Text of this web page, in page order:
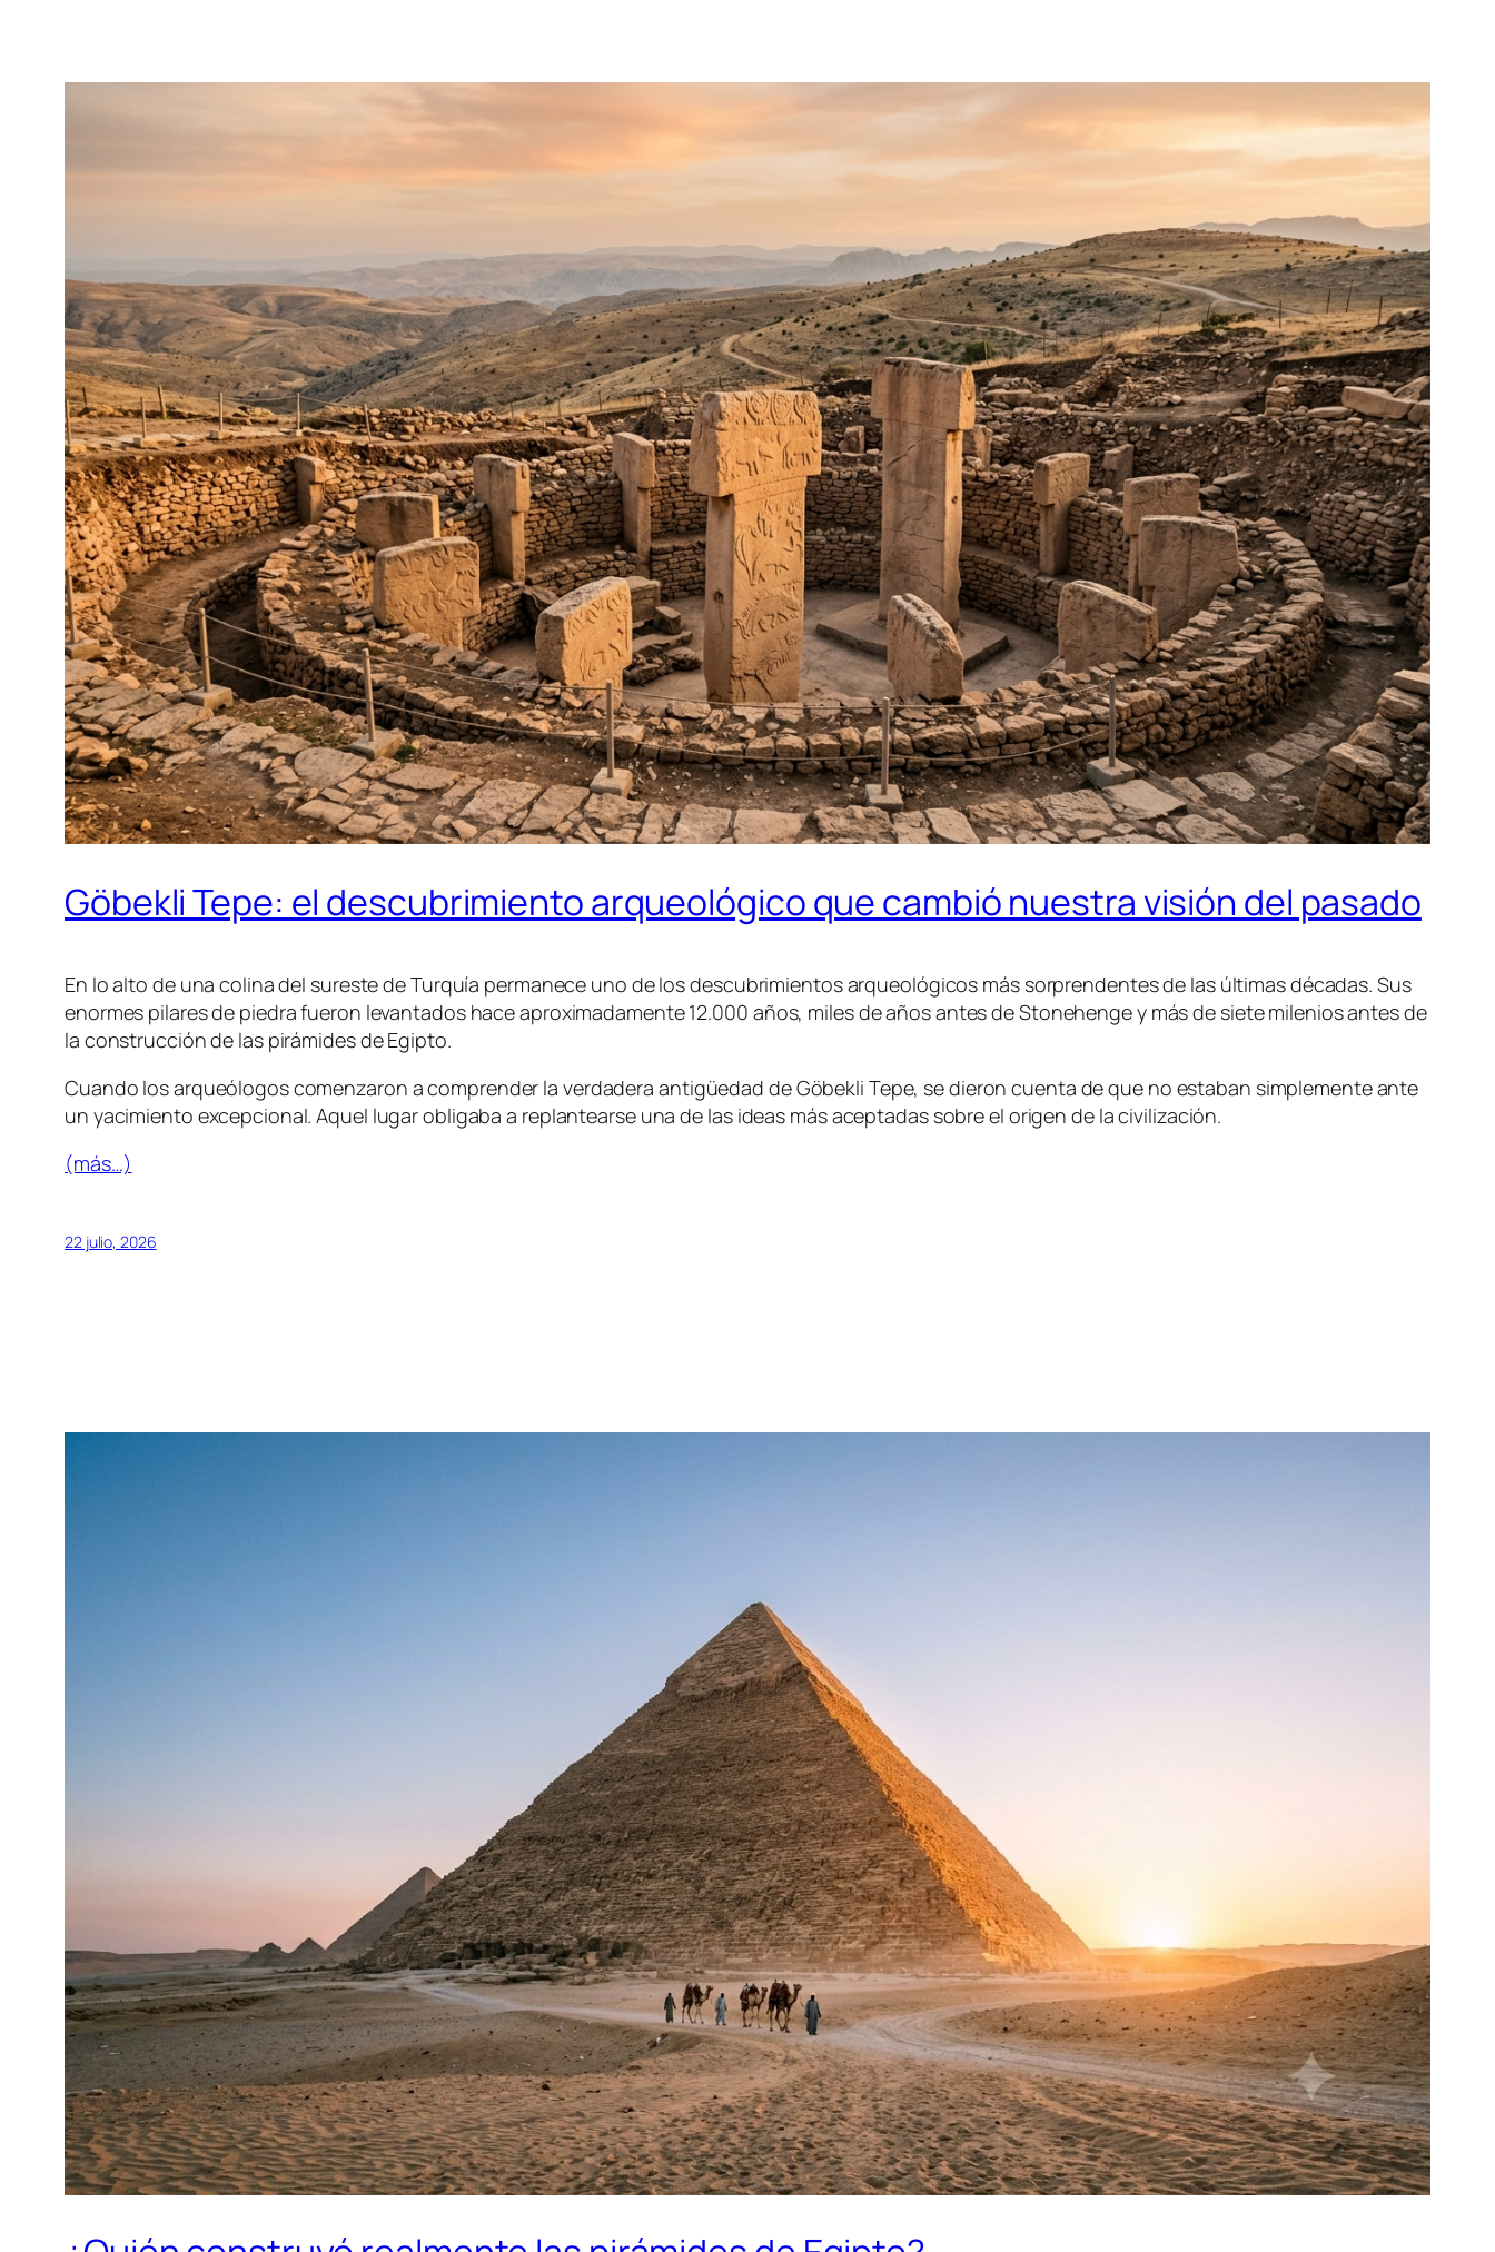
Göbekli Tepe: el descubrimiento arqueológico que cambió nuestra visión del pasado
En lo alto de una colina del sureste de Turquía permanece uno de los descubrimientos arqueológicos más sorprendentes de las últimas décadas. Sus
enormes pilares de piedra fueron levantados hace aproximadamente 12.000 años, miles de años antes de Stonehenge y más de siete milenios antes de
la construcción de las pirámides de Egipto.
Cuando los arqueólogos comenzaron a comprender la verdadera antigüedad de Göbekli Tepe, se dieron cuenta de que no estaban simplemente ante
un yacimiento excepcional. Aquel lugar obligaba a replantearse una de las ideas más aceptadas sobre el origen de la civilización.
(más…)
22 julio, 2026